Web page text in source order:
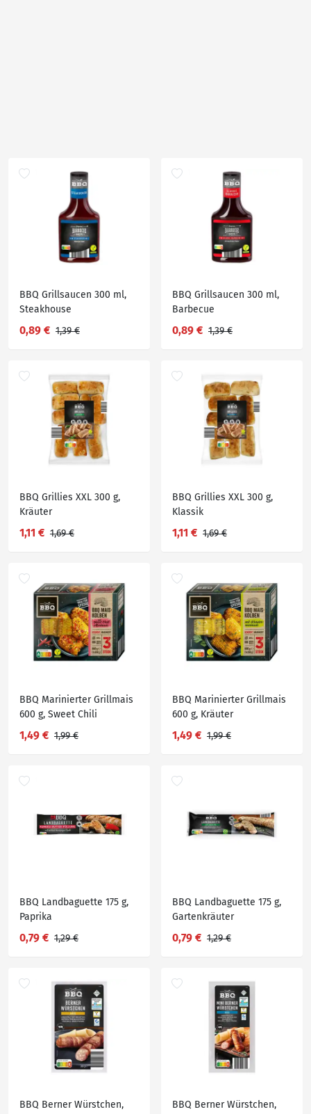
BBQ Grillsaucen 300 ml,
Steakhouse
0,89 € 1,39 €
BBQ Grillsaucen 300 ml,
Barbecue
0,89 € 1,39 €
BBQ Grillies XXL 300 g,
Kräuter
1,11 € 1,69 €
BBQ Grillies XXL 300 g,
Klassik
1,11 € 1,69 €
BBQ Marinierter Grillmais
600 g, Sweet Chili
1,49 € 1,99 €
BBQ Marinierter Grillmais
600 g, Kräuter
1,49 € 1,99 €
BBQ Landbaguette 175 g,
Paprika
0,79 € 1,29 €
BBQ Landbaguette 175 g,
Gartenkräuter
0,79 € 1,29 €
BBQ Berner Würstchen,
BBQ Berner Würstchen,